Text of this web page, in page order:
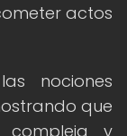
actos
nociones
que
y